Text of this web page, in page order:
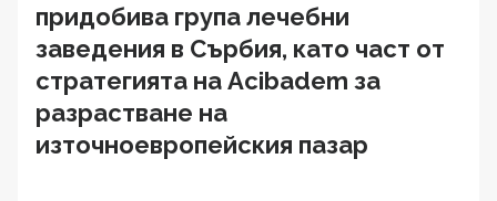
придобива група лечебни
заведения в Сърбия, като част от
стратегията на Acibadem за
разрастване на
източноевропейския пазар